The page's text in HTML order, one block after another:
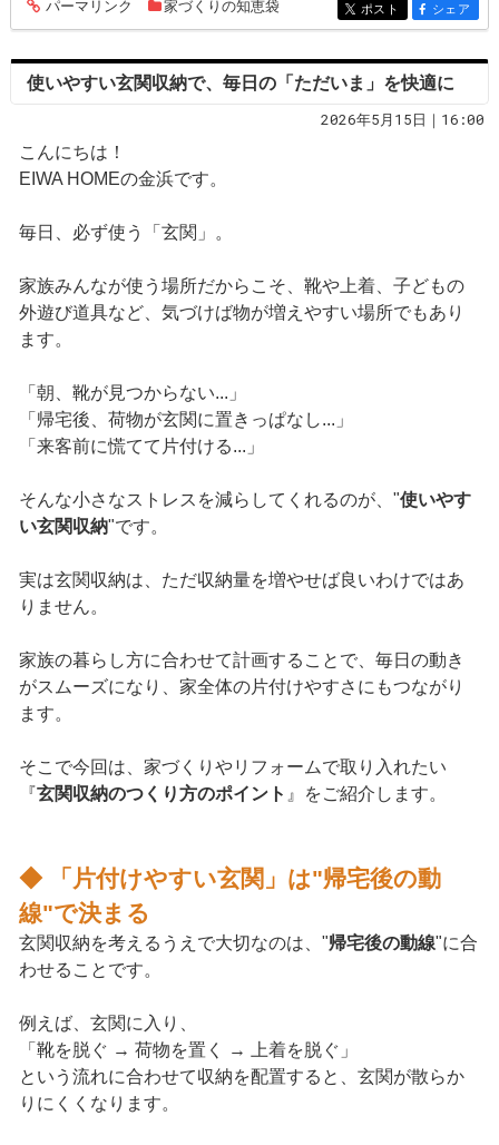
entry286
パーマリンク 家づくりの知恵袋 entry286
ポスト entry286
シェア
使いやすい玄関収納で、毎日の「ただいま」を快適に
2026年5月15日｜16:00
こんにちは！
EIWA HOMEの金浜です。
毎日、必ず使う「玄関」。
家族みんなが使う場所だからこそ、靴や上着、子どもの
外遊び道具など、気づけば物が増えやすい場所でもあり
ます。
「朝、靴が見つからない...」
「帰宅後、荷物が玄関に置きっぱなし...」
「来客前に慌てて片付ける...」
そんな小さなストレスを減らしてくれるのが、"使いやす
い玄関収納"です。
実は玄関収納は、ただ収納量を増やせば良いわけではあ
りません。
家族の暮らし方に合わせて計画することで、毎日の動き
がスムーズになり、家全体の片付けやすさにもつながり
ます。
そこで今回は、家づくりやリフォームで取り入れたい
『玄関収納のつくり方のポイント 』をご紹介します。
◆ 「片付けやすい玄関」は"帰宅後の動
線"で決まる
玄関収納を考えるうえで大切なのは、"帰宅後の動線"に合
わせることです。
例えば、玄関に入り、
「靴を脱ぐ → 荷物を置く → 上着を脱ぐ」
という流れに合わせて収納を配置すると、玄関が散らか
りにくくなります。